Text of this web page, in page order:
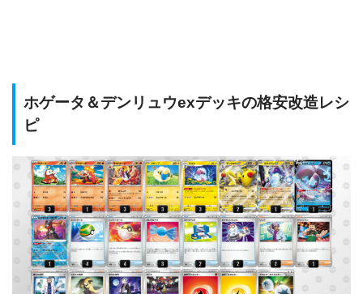
ホゲータ＆デンリュウexデッキの格安改造レシ
ピ